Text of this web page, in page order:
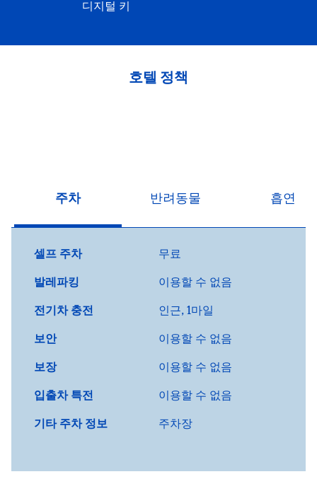
디지털 키
호텔 정책
주차 반려동물 흡연
셀프 주차
무료
발레파킹
이용할 수 없음
전기차 충전
인근, 1마일
보안
이용할 수 없음
보장
이용할 수 없음
입출차 특전
이용할 수 없음
기타 주차 정보
주차장